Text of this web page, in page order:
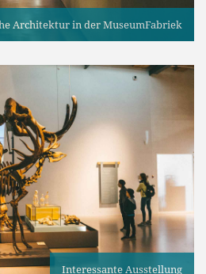
Architektur in der MuseumFabriek
Interessante Ausstellung